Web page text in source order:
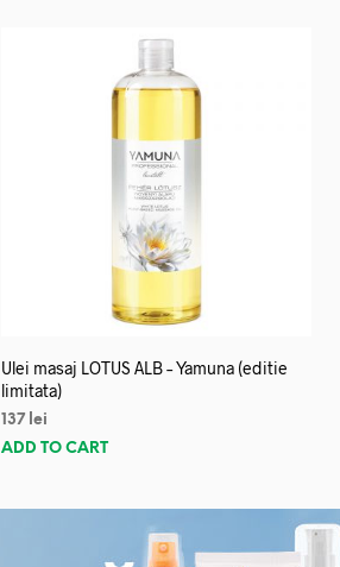
Ulei masaj LOTUS ALB – Yamuna (editie
limitata)
137 lei
ADD TO CART